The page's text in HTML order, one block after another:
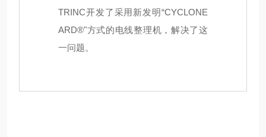
TRINC开发了采用新发明“CYCLONE
ARD®"方式的电线整理机，解决了这
一问题。